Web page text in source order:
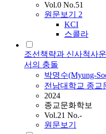
Vol.0 No.51
원문보기 2
KCI
스콜라
조선책략과 신사척사
서의 충돌
박명수(Myung-
전남대학교 종교
2024
종교문화학보
Vol.21 No.-
원문보기